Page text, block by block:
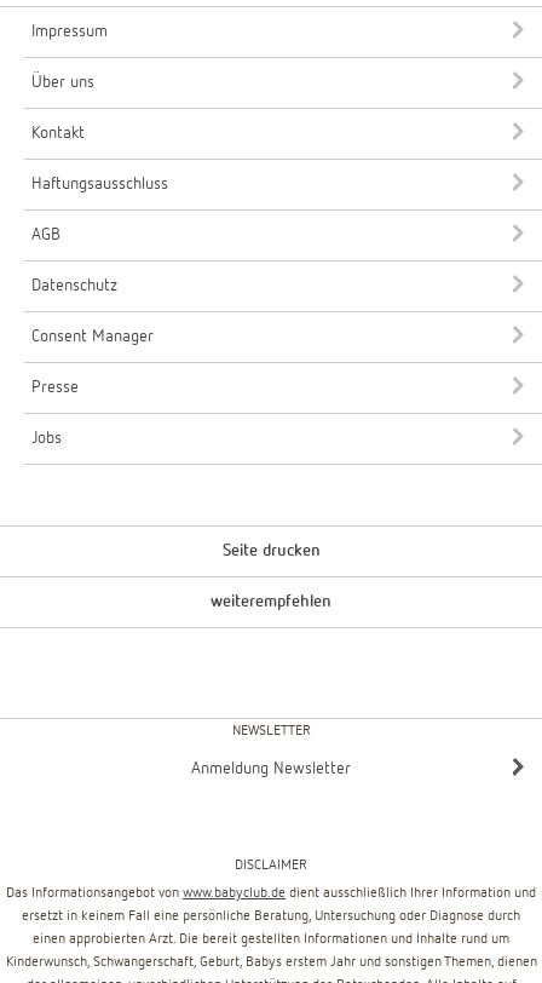
Impressum
Über uns
Kontakt
Haftungsausschluss
AGB
Datenschutz
Consent Manager
Presse
Jobs
Seite drucken
weiterempfehlen
NEWSLETTER
Anmeldung Newsletter
DISCLAIMER
Das Informationsangebot von www.babyclub.de dient ausschließlich Ihrer Information und
ersetzt in keinem Fall eine persönliche Beratung, Untersuchung oder Diagnose durch
einen approbierten Arzt. Die bereit gestellten Informationen und Inhalte rund um
Kinderwunsch, Schwangerschaft, Geburt, Babys erstem Jahr und sonstigen Themen, dienen